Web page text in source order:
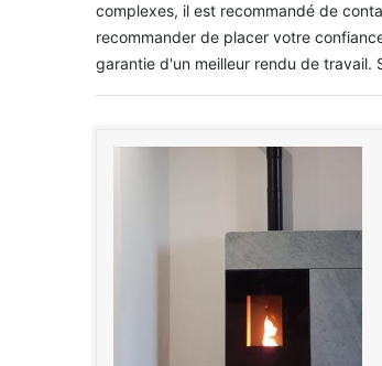
complexes, il est recommandé de
recommander de placer votre
garantie d'un meilleur rendu de travail.